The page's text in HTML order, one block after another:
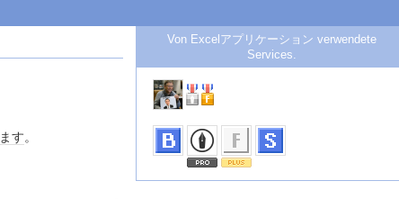
ます。
Von Excelアプリケーション verwendete
Services.